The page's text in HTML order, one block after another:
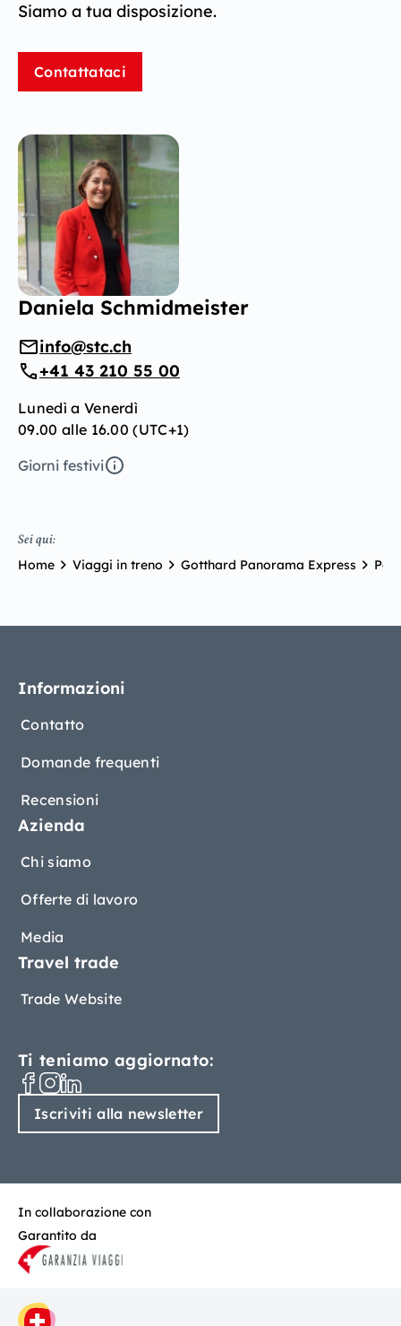
Siamo a tua disposizione.
Contattataci
Daniela Schmidmeister
info@stc.ch
+41 43 210 55 00
Lunedì a Venerdì
09.00 alle 16.00 (UTC+1)
Giorni festivi
Sei qui:
Home Viaggi in treno Gotthard Panorama Express
Informazioni
Contatto
Domande frequenti
Recensioni
Azienda
Chi siamo
Offerte di lavoro
Media
Travel trade
Trade Website
Ti teniamo aggiornato:
Iscriviti alla newsletter
In collaborazione con
Garantito da